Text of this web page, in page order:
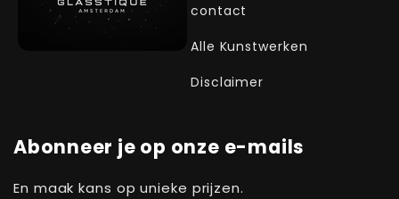
contact
Alle Kunstwerken
Disclaimer
Abonneer je op onze e-mails
En maak kans op unieke prijzen.